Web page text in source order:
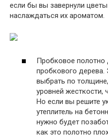
если бы вы завернули
наслаждаться их ароматом.
Пробковое полотно
пробкового
выбрать по
уровней жесткости,
Но если вы решите
утеплитель на
нужно будет
как это полотно